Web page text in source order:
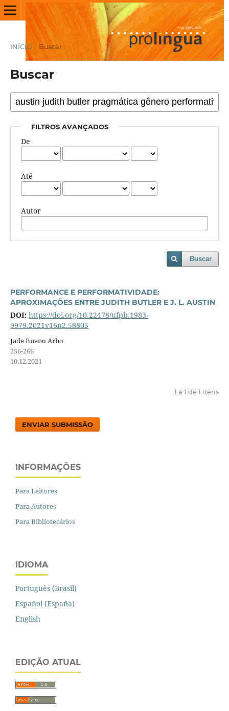
INÍCIO / Buscar
Buscar
FILTROS AVANÇADOS
De
Até
Autor
Buscar
PERFORMANCE E PERFORMATIVIDADE:
APROXIMAÇÕES ENTRE JUDITH BUTLER E J. L. AUSTIN
DOI: https://doi.org/10.22478/ufpb.1983-
9979.2021v16n2.58805
Jade Bueno Arbo
256-266
10.12.2021
1 a 1 de 1 itens
ENVIAR SUBMISSÃO
INFORMAÇÕES
Para Leitores
Para Autores
Para Bibliotecários
IDIOMA
Português (Brasil)
Español (España)
English
EDIÇÃO ATUAL